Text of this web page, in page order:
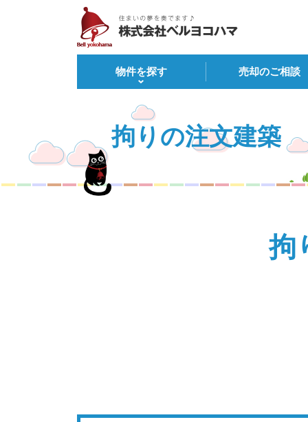
物件を探す 売却のご相談
拘りの注文建築
拘